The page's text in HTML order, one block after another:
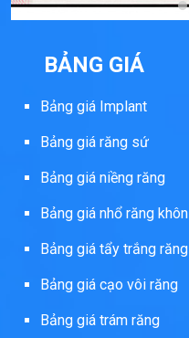
BẢNG GIÁ
Bảng giá Implant
Bảng giá răng sứ
Bảng giá niềng răng
Bảng giá nhổ răng khôn
Bảng giá tẩy trắng răng
Bảng giá cạo vôi răng
Bảng giá trám răng